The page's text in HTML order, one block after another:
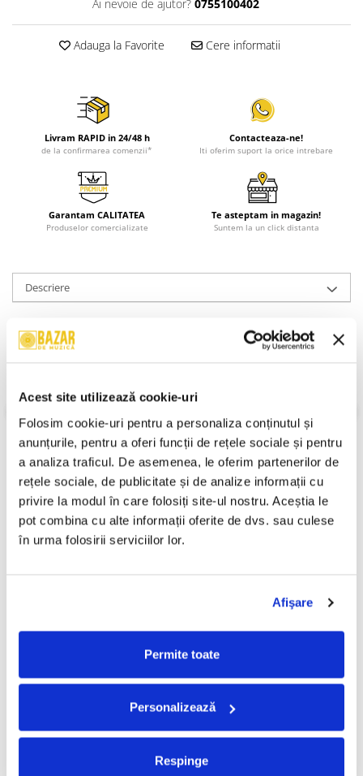
Acest site utilizează cookie-uri
Folosim cookie-uri pentru a personaliza conținutul și
anunțurile, pentru a oferi funcții de rețele sociale și pentru
a analiza traficul. De asemenea, le oferim partenerilor de
rețele sociale, de publicitate și de analize informații cu
privire la modul în care folosiți site-ul nostru. Aceștia le
pot combina cu alte informații oferite de dvs. sau culese
în urma folosirii serviciilor lor.
Afişare
Permite toate
Personalizează
Respinge
Ai nevoie de ajutor? 0755100402
Adauga la Favorite Cere informatii
Livram RAPID in 24/48 h
de la confirmarea comenzii*
Contacteaza-ne!
Iti oferim suport la orice intrebare
Garantam CALITATEA
Produselor comercializate
Te asteptam in magazin!
Suntem la un click distanta
Descriere
An Lansare:
Stil:Classical, Baroque
Informatii conformitate produs
Review-uri(0)
PRODUSE ALTERNATIVE
Romania, (Disc Vinil)
49,99 Lei
34,99 Lei
FRECVENT CUMPARATE
IMPREUNA